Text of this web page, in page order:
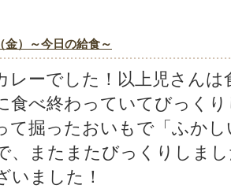
金）～今日の給食～
ーでした！以上児さんは
食べ終わっていてびっく
て掘ったおいもで「ふか
、またまたびっくりしま
いました！